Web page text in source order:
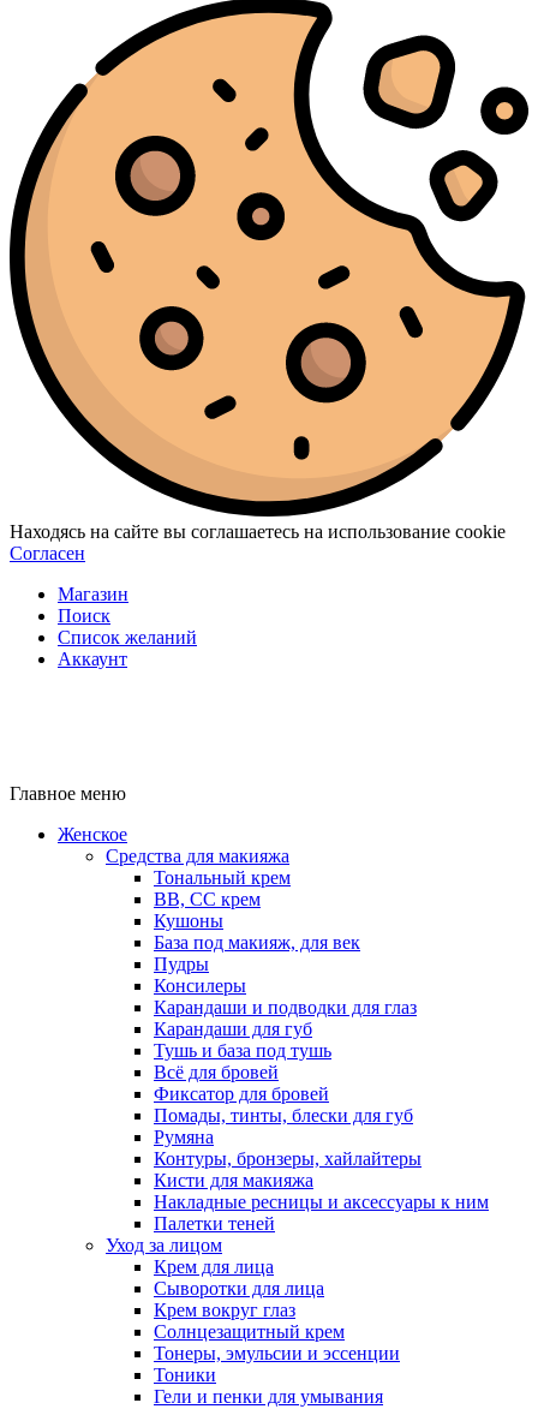
Находясь на сайте вы соглашаетесь на использование cookie
Согласен
Магазин
Поиск
Список желаний
Аккаунт
Главное меню
Женское
Средства для макияжа
Тональный крем
BB, CC крем
Кушоны
База под макияж, для век
Пудры
Консилеры
Карандаши и подводки для глаз
Карандаши для губ
Тушь и база под тушь
Всё для бровей
Фиксатор для бровей
Помады, тинты, блески для губ
Румяна
Контуры, бронзеры, хайлайтеры
Кисти для макияжа
Накладные ресницы и аксессуары к ним
Палетки теней
Уход за лицом
Крем для лица
Сыворотки для лица
Крем вокруг глаз
Солнцезащитный крем
Тонеры, эмульсии и эссенции
Тоники
Гели и пенки для умывания